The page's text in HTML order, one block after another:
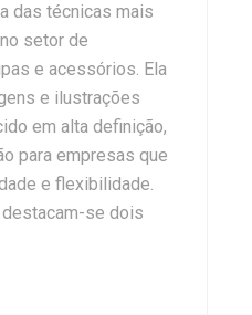
das técnicas mais
setor de
e acessórios. Ela
e ilustrações
em alta definição,
para empresas que
e flexibilidade.
se dois